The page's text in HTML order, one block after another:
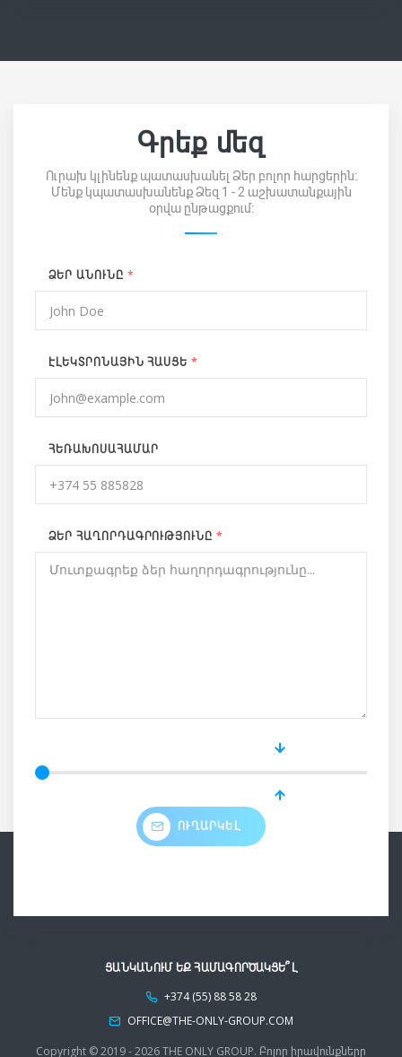
Գրեք մեզ
Ուրախ կլինենք պատասխանել Ձեր բոլոր հարցերին:
Մենք կպատասխանենք Ձեզ 1 - 2 աշխատանքային
օրվա ընթացքում:
ՁԵՐ ԱՆՈՒՆԸ *
ԷԼԵԿՏՐՈՆԱՅԻՆ ՀԱՍՑԵ*
ՀԵՌԱԽՈՍԱՀԱՄԱՐ
ՁԵՐ ՀԱՂՈՐԴԱԳՐՈՒԹՅՈՒՆԸ*
ՈՒՂԱՐԿԵԼ
ՑԱՆԿԱՆՈՒՄ ԵՔ ՀԱՄԱԳՈՐԾԱԿՑԵ՞Լ
+374 (55) 88 58 28
OFFICE@THE-ONLY-GROUP.COM
Copyright © 2019 - 2026 THE ONLY GROUP. Բոլոր իրավունքները